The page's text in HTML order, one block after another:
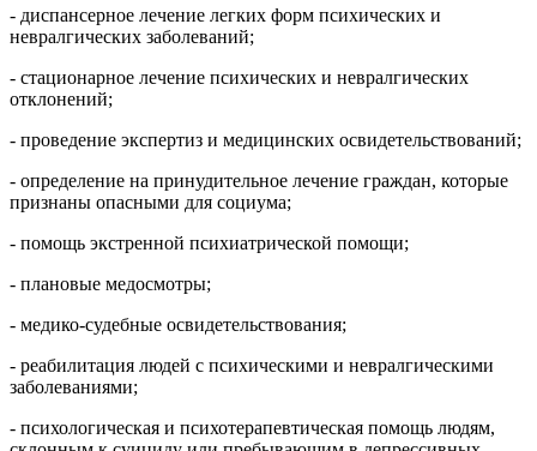
- диспансерное лечение легких форм психических и
невралгических заболеваний;
- стационарное лечение психических и невралгических
отклонений;
- проведение экспертиз и медицинских освидетельствований;
- определение на принудительное лечение граждан, которые
признаны опасными для социума;
- помощь экстренной психиатрической помощи;
- плановые медосмотры;
- медико-судебные освидетельствования;
- реабилитация людей с психическими и невралгическими
заболеваниями;
- психологическая и психотерапевтическая помощь людям,